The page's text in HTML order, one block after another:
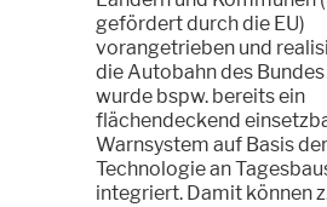
gefördert durch die EU)
vorangetrieben und
die Autobahn des
wurde bspw. bereits ein
flächendeckend
Warnsystem auf Basis
Technologie an
integriert. Damit können